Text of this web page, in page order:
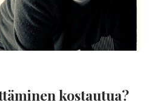
kostautua?